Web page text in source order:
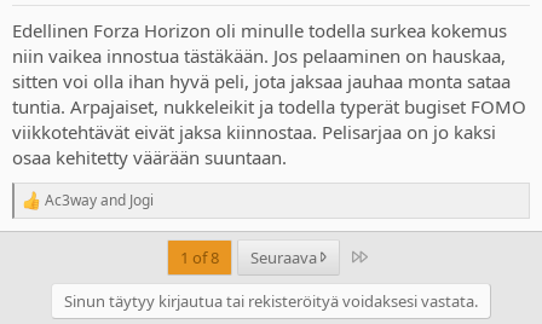
Edellinen Forza Horizon oli minulle todella surkea kokemus
niin vaikea innostua tästäkään. Jos pelaaminen on hauskaa,
sitten voi olla ihan hyvä peli, jota jaksaa jauhaa monta sataa
tuntia. Arpajaiset, nukkeleikit ja todella typerät bugiset FOMO
viikkotehtävät eivät jaksa kiinnostaa. Pelisarjaa on jo kaksi
osaa kehitetty väärään suuntaan.
R
e
Ac3wayand Jogi
1 of 8 Seuraava Last
Sinun täytyy kirjautua tai rekisteröityä voidaksesi vastata.